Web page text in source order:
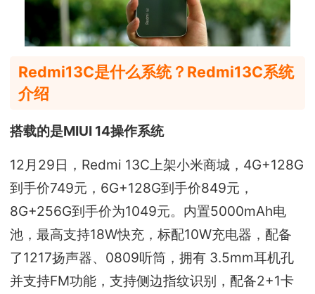
Redmi13C是什么系统？Redmi13C系统
介绍
搭载的是MIUI 14操作系统
12月29日，Redmi 13C上架小米商城，4G+128G
到手价749元，6G+128G到手价849元，
8G+256G到手价为1049元。内置5000mAh电
池，最高支持18W快充，标配10W充电器，配备
了1217扬声器、0809听筒，拥有 3.5mm耳机孔
并支持FM功能，支持侧边指纹识别，配备2+1卡